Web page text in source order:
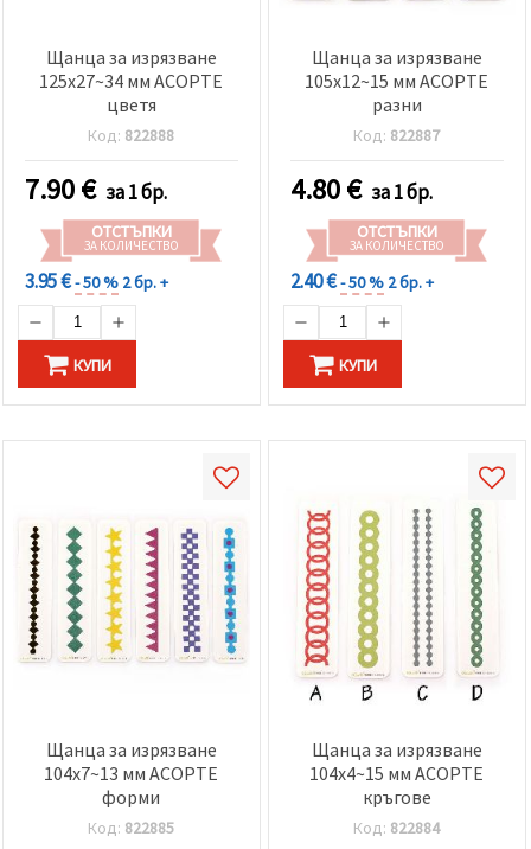
Щанца за изрязване
125x27~34 мм АСОРТЕ
цветя
Код: 822888
7.90€ за 1 бр.
ОТСТЪПКИ
ЗА КОЛИЧЕСТВО
3.95 €- 50 % 2 бр. +
КУПИ
Щанца за изрязване
105x12~15 мм АСОРТЕ
разни
Код: 822887
4.80€ за 1 бр.
ОТСТЪПКИ
ЗА КОЛИЧЕСТВО
2.40 €- 50 % 2 бр. +
КУПИ
Щанца за изрязване
104x7~13 мм АСОРТЕ
форми
Код: 822885
Щанца за изрязване
104x4~15 мм АСОРТЕ
кръгове
Код: 822884